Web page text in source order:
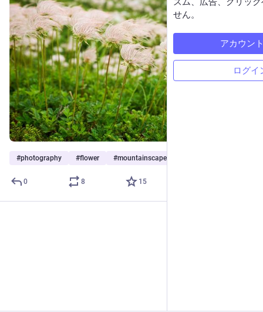
#photography #flower #mountainscape
0 8 15
せん。
アカウン
ログイ